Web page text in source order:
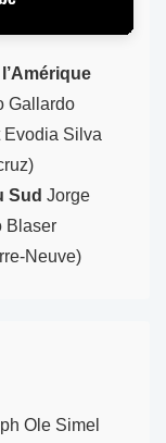
Gallardo
Evodia Silva
Sud Jorge
Blaser
Neuve)
Ole Simel